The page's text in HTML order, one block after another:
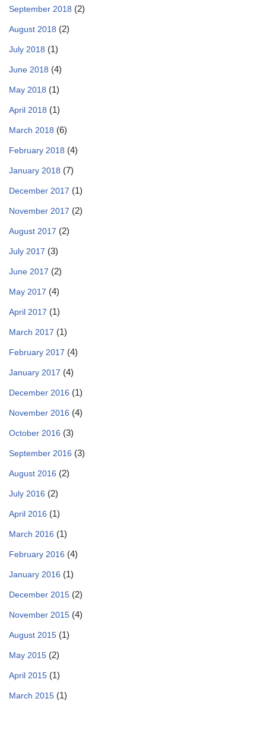
September 2018 (2)
August 2018 (2)
July 2018 (1)
June 2018 (4)
May 2018 (1)
April 2018 (1)
March 2018 (6)
February 2018 (4)
January 2018 (7)
December 2017 (1)
November 2017 (2)
August 2017 (2)
July 2017 (3)
June 2017 (2)
May 2017 (4)
April 2017 (1)
March 2017 (1)
February 2017 (4)
January 2017 (4)
December 2016 (1)
November 2016 (4)
October 2016 (3)
September 2016 (3)
August 2016 (2)
July 2016 (2)
April 2016 (1)
March 2016 (1)
February 2016 (4)
January 2016 (1)
December 2015 (2)
November 2015 (4)
August 2015 (1)
May 2015 (2)
April 2015 (1)
March 2015 (1)